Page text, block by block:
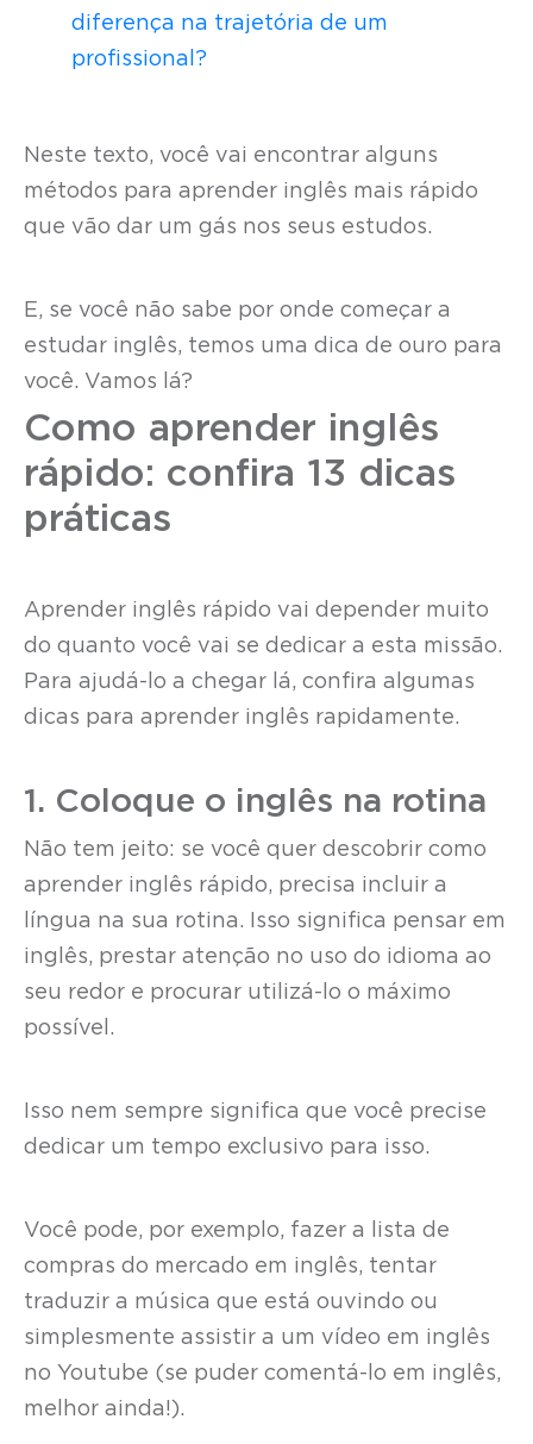
diferença na trajetória de um
profissional?
Neste texto, você vai encontrar alguns
métodos para aprender inglês mais rápido
que vão dar um gás nos seus estudos.
E, se você não sabe por onde começar a
estudar inglês, temos uma dica de ouro para
você. Vamos lá?
Como aprender inglês
rápido: confira 13 dicas
práticas
Aprender inglês rápido vai depender muito
do quanto você vai se dedicar a esta missão.
Para ajudá-lo a chegar lá, confira algumas
dicas para aprender inglês rapidamente.
1. Coloque o inglês na rotina
Não tem jeito: se você quer descobrir como
aprender inglês rápido, precisa incluir a
língua na sua rotina. Isso significa pensar em
inglês, prestar atenção no uso do idioma ao
seu redor e procurar utilizá-lo o máximo
possível.
Isso nem sempre significa que você precise
dedicar um tempo exclusivo para isso.
Você pode, por exemplo, fazer a lista de
compras do mercado em inglês, tentar
traduzir a música que está ouvindo ou
simplesmente assistir a um vídeo em inglês
no Youtube (se puder comentá-lo em inglês,
melhor ainda!).